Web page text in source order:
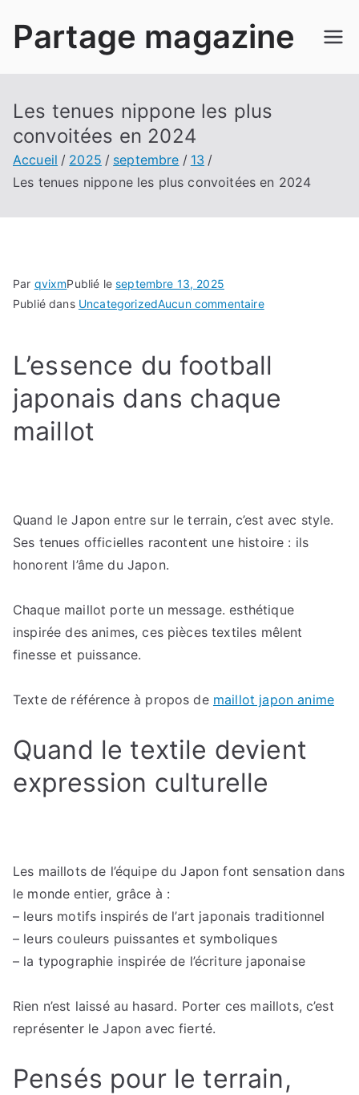
Partage magazine
Les tenues nippone les plus
convoitées en 2024
Accueil 2025 septembre
13
Les tenues nippone les plus convoitées en 2024
Par qvixmPublié leseptembre 13, 2025
Publié dans UncategorizedAucun commentairesur
plus
L’essence du football
japonais dans chaque
maillot
Quand le Japon entre sur le terrain, c’est avec style.
Ses tenues officielles racontent une histoire : ils
honorent l’âme du Japon.
Chaque maillot porte un message. esthétique
inspirée des animes, ces pièces textiles mêlent
finesse et puissance.
Texte de référence à propos de maillot japon anime
Quand le textile devient
expression culturelle
Les maillots de l’équipe du Japon font sensation dans
le monde entier, grâce à :
– leurs motifs inspirés de l’art japonais traditionnel
– leurs couleurs puissantes et symboliques
– la typographie inspirée de l’écriture japonaise
Rien n’est laissé au hasard. Porter ces maillots, c’est
représenter le Japon avec fierté.
Pensés pour le terrain,